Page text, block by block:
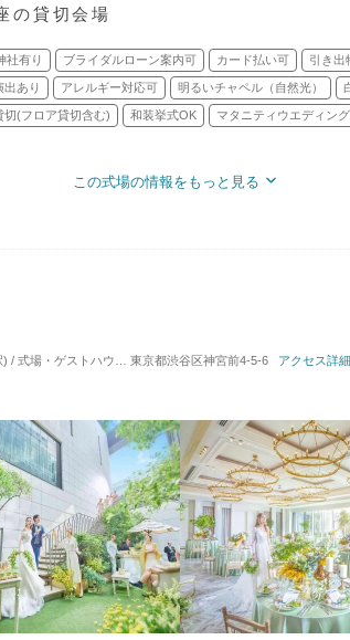
の貸切会場
社有り ブライダルローン案内可 カード払い可 引き出
出あり アレルギー対応可 明るいチャペル（自然光）
切(フロア貸切含む) 和装挙式OK マタニティウエディン
この式場の情報をもっと見る
式場・ゲストハウス 対応人数: 着席：2名 ～ 140名 挙式スタ
東京都渋谷区神宮前4-5-6 アクセス詳